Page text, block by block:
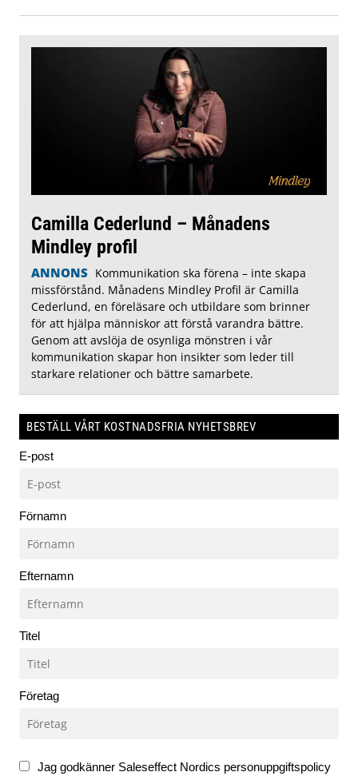
Camilla Cederlund – Månadens
Mindley profil
ANNONS Kommunikation ska förena – inte skapa
missförstånd. Månadens Mindley Profil är Camilla
Cederlund, en föreläsare och utbildare som brinner
för att hjälpa människor att förstå varandra bättre.
Genom att avslöja de osynliga mönstren i vår
kommunikation skapar hon insikter som leder till
starkare relationer och bättre samarbete.
BESTÄLL VÅRT KOSTNADSFRIA NYHETSBREV
E-post
Förnamn
Efternamn
Titel
Företag
Jag godkänner Saleseffect Nordics personuppgiftspolicy